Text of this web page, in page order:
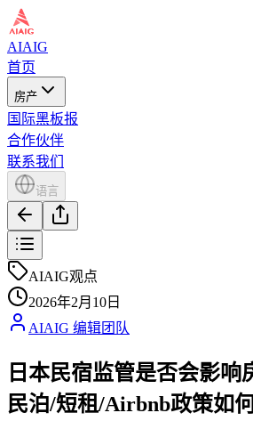
AIAIG
首页
房产
国际黑板报
合作伙伴
联系我们
语言
AIAIG观点
2026年2月10日
AIAIG 编辑团队
日本民宿监管是否会影响
民泊/短租/Airbnb政策如